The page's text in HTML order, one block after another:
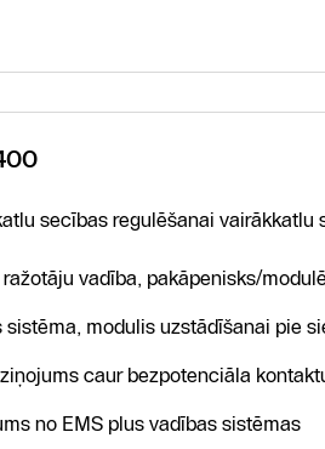
secības regulēšanai vairākkatlu
vadība, pakāpenisks/
sistēma, modulis uzstādīšanai pie
caur bezpotenciāla
no EMS plus vadības sistēmas